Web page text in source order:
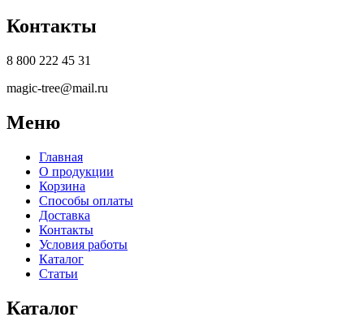
Контакты
8 800 222 45 31
magic-tree@mail.ru
Меню
Главная
О продукции
Корзина
Способы оплаты
Доставка
Контакты
Условия работы
Каталог
Статьи
Каталог